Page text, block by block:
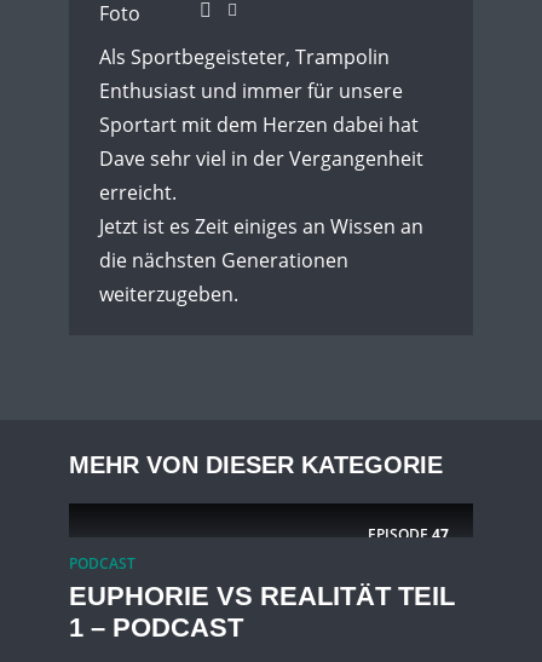
Als Sportbegeisteter, Trampolin
Enthusiast und immer für unsere
Sportart mit dem Herzen dabei hat
Dave sehr viel in der Vergangenheit
erreicht.
Jetzt ist es Zeit einiges an Wissen an
die nächsten Generationen
weiterzugeben.
MEHR VON DIESER KATEGORIE
EPISODE47
PODCAST
EUPHORIE VS REALITÄT TEIL
1 – PODCAST